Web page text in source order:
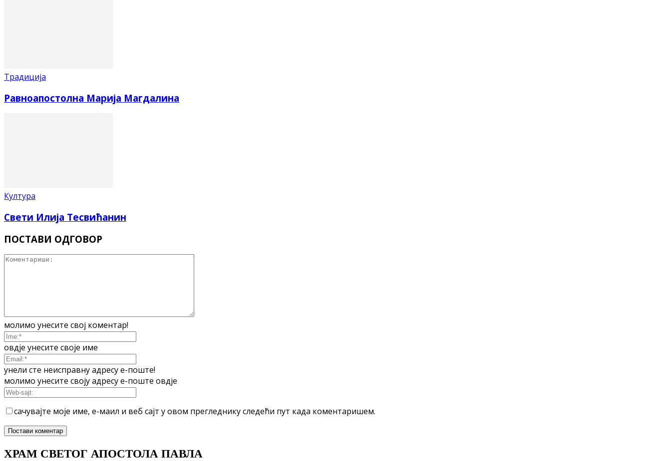
Традиција
Равноапостолна Марија Магдалина
Култура
Свети Илија Тесвићанин
ПОСТАВИ ОДГОВОР
молимо унесите свој коментар!
овдје унесите своје име
унели сте неисправну адресу е-поште!
молимо унесите своју адресу е-поште овдје
сачувајте моје име, е-маил и веб сајт у овом прегледнику следећи пут када коментаришем.
ХРАМ СВЕТОГ АПОСТОЛА ПАВЛА